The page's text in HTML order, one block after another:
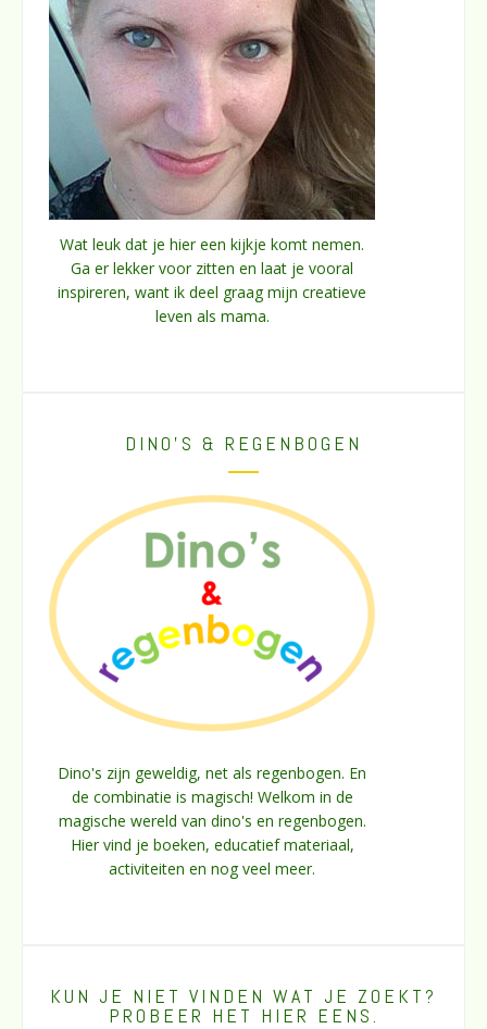
Wat leuk dat je hier een kijkje komt nemen.
Ga er lekker voor zitten en laat je vooral
inspireren, want ik deel graag mijn creatieve
leven als mama.
DINO’S & REGENBOGEN
Dino's zijn geweldig, net als regenbogen. En
de combinatie is magisch! Welkom in de
magische wereld van dino's en regenbogen.
Hier vind je boeken, educatief materiaal,
activiteiten en nog veel meer.
KUN JE NIET VINDEN WAT JE ZOEKT?
PROBEER HET HIER EENS.